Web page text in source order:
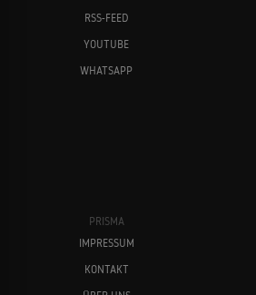
RSS-FEED
YOUTUBE
WHATSAPP
PRISMA
IMPRESSUM
KONTAKT